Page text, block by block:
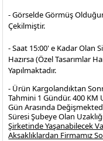
- Görselde Görmüş
Çekilmiştir.
- Saat 15:00' e Kadar Olan
Hazırsa (Özel Tasarımlar
Yapılmaktadır.
- Ürün Kargolandıktan
Tahmini 1 Gündür. 400 KM
Gün Arasında
Süresi Şubeye Olan
Şirketinde Yaşanabilecek
Aksaklıklardan Firmamız